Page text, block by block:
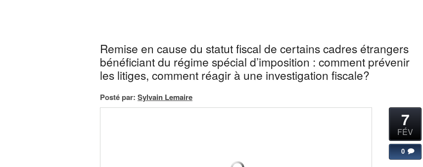
Remise en cause du statut fiscal de certains cadres étrangers
bénéficiant du régime spécial d’imposition : comment prévenir
les litiges, comment réagir à une investigation fiscale?
Posté par: Sylvain Lemaire
7
FÉV
0